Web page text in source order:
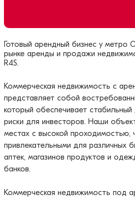
Готовый арендный бизнес у метро
рынке аренды и продажи
R4S.
Коммерческая недвижимость с
представляет собой
который обеспечивает
риски для инвесторов. Наши
местах с высокой проходимостью,
привлекательными для
аптек, магазинов продуктов и
банков.
Коммерческая недвижимость под